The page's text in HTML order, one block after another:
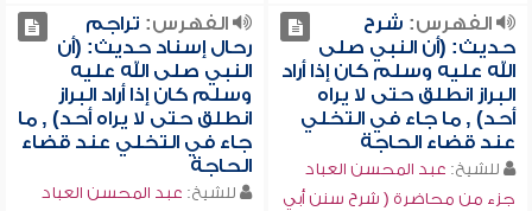
الفهرس: شرح
حديث: (أن النبي صلى
الله عليه وسلم كان إذا أراد
البراز انطلق حتى لا يراه
أحد) , ما جاء في التخلي
عند قضاء الحاجة
للشيخ: عبد المحسن العباد
جزء من محاضرة ( شرح سنن أبي
الفهرس: تراجم
رحال إسناد حديث: (أن
النبي صلى الله عليه
وسلم كان إذا أراد البراز
انطلق حتى لا يراه أحد) , ما
جاء في التخلي عند قضاء
الحاجة
للشيخ: عبد المحسن العباد